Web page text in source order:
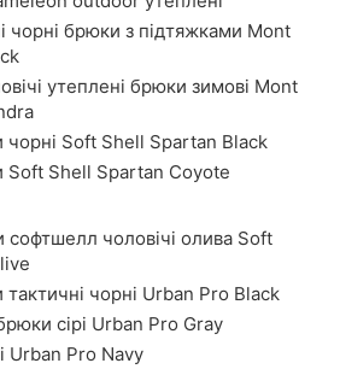
чорні брюки з підтяжками Mont
утеплені брюки зимові Mont
чорні Soft Shell Spartan Black
Soft Shell Spartan Coyote
софтшелл чоловічі олива Soft
тактичні чорні Urban Pro Black
сірі Urban Pro Gray
Urban Pro Navy